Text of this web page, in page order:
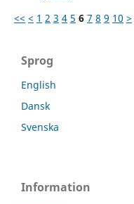
<< < 1 2 3 4 5 6 7 8 9 10 >
Sprog
English
Dansk
Svenska
Information